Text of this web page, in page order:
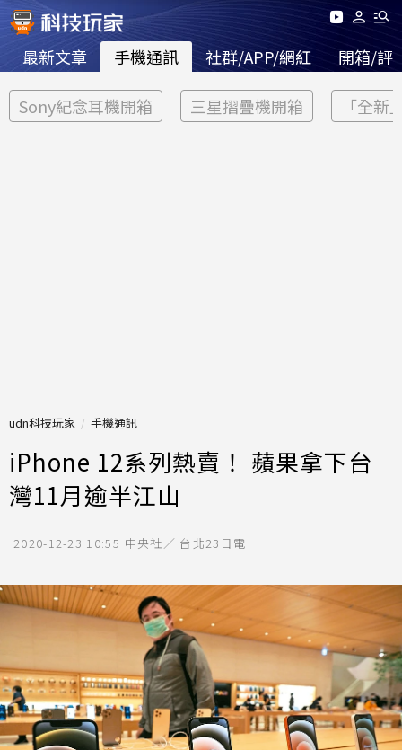
最新文章 手機通訊 社群/APP/網紅 開箱/評
Sony紀念耳機開箱 三星摺疊機開箱 「全新
udn科技玩家 手機通訊
iPhone 12系列熱賣！ 蘋果拿下台
灣11月逾半江山
2020-12-23 10:55 中央社／ 台北23日電